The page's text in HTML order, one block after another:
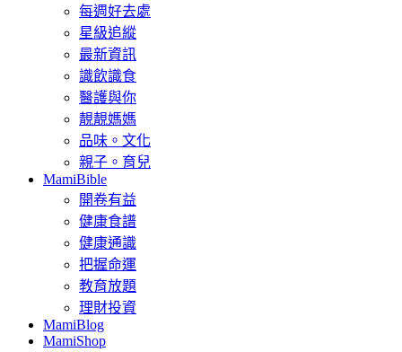
每週好去處
星級追縱
最新資訊
識飲識食
醫護與你
靚靚媽媽
品味。文化
親子。育兒
MamiBible
開卷有益
健康食譜
健康通識
把握命運
教育放題
理財投資
MamiBlog
MamiShop